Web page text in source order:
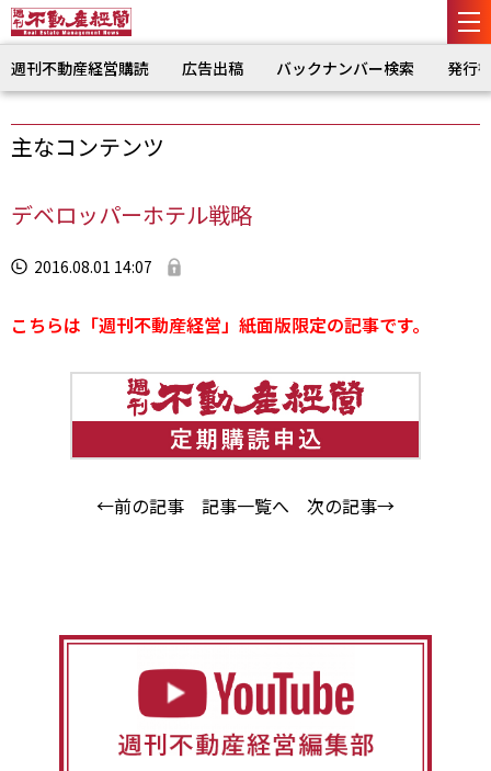
週刊不動産経営購読 広告出稿 バックナンバー検索 発行
主なコンテンツ
デベロッパーホテル戦略
2016.08.01 14:07
こちらは「週刊不動産経営」紙面版限定の記事です。
←前の記事 記事一覧へ 次の記事→